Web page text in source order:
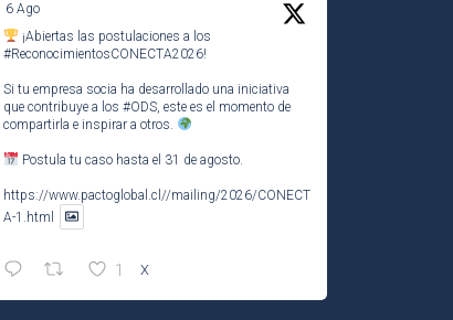
6 Ago
¡Abiertas las postulaciones a los
#ReconocimientosCONECTA2026!
Si tu empresa socia ha desarrollado una iniciativa
que contribuye a los #ODS, este es el momento de
compartirla e inspirar a otros.
Postula tu caso hasta el 31 de agosto.
https://www.pactoglobal.cl//mailing/2026/CONECT
A-1.html
1 X